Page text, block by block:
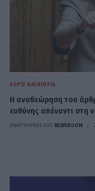
ΧΩΡΊΣ ΚΑΤΗΓΟΡΊΑ
Η αναθεώρηση του
ευθύνης απέναντι στη
ΑΝΑΡΤΗΘΗΚΕ ΑΠΟ NEWSROOM